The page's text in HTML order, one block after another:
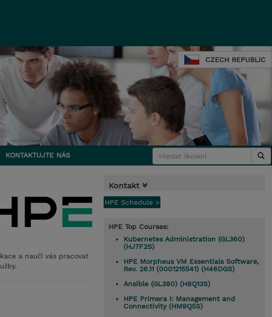
CZECH REPUBLIC
KONTAKTUJTE NÁS
a naučí vás pracovat
Kontakt
HPE Schedule >
HPE Top Courses:
Kubernetes Administration (GL360)
(HJ7F2S)
HPE Morpheus VM Essentials Software,
Rev. 26.11 (0001215541) (H46DGS)
Ansible (GL380) (H8Q13S)
HPE Primera I: Management and
Connectivity (HM9Q5S)